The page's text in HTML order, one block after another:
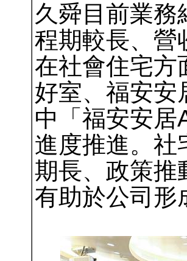
久舜目前業務
程期較長、營
在社會住宅方
好室、福安安
中「福安安居
進度推進。社
期長、政策推
有助於公司形